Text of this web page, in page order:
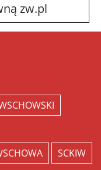
zw.pl
SCKIW